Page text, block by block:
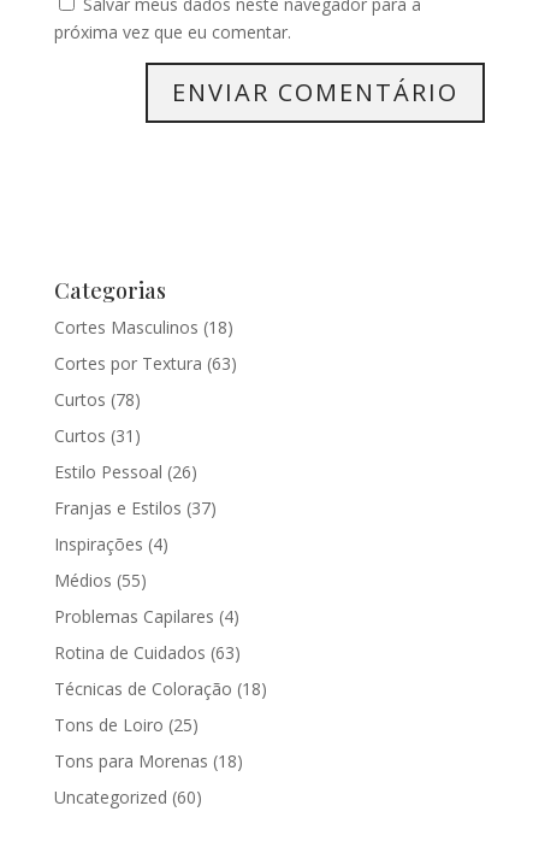
próxima vez que eu comentar.
Categorias
Cortes Masculinos (18)
Cortes por Textura (63)
Curtos (78)
Curtos (31)
Estilo Pessoal (26)
Franjas e Estilos (37)
Inspirações (4)
Médios (55)
Problemas Capilares (4)
Rotina de Cuidados (63)
Técnicas de Coloração (18)
Tons de Loiro (25)
Tons para Morenas (18)
Uncategorized (60)